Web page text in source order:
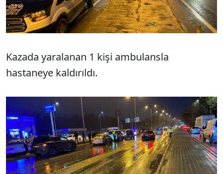
Kazada yaralanan 1 kişi ambulansla
hastaneye kaldırıldı.